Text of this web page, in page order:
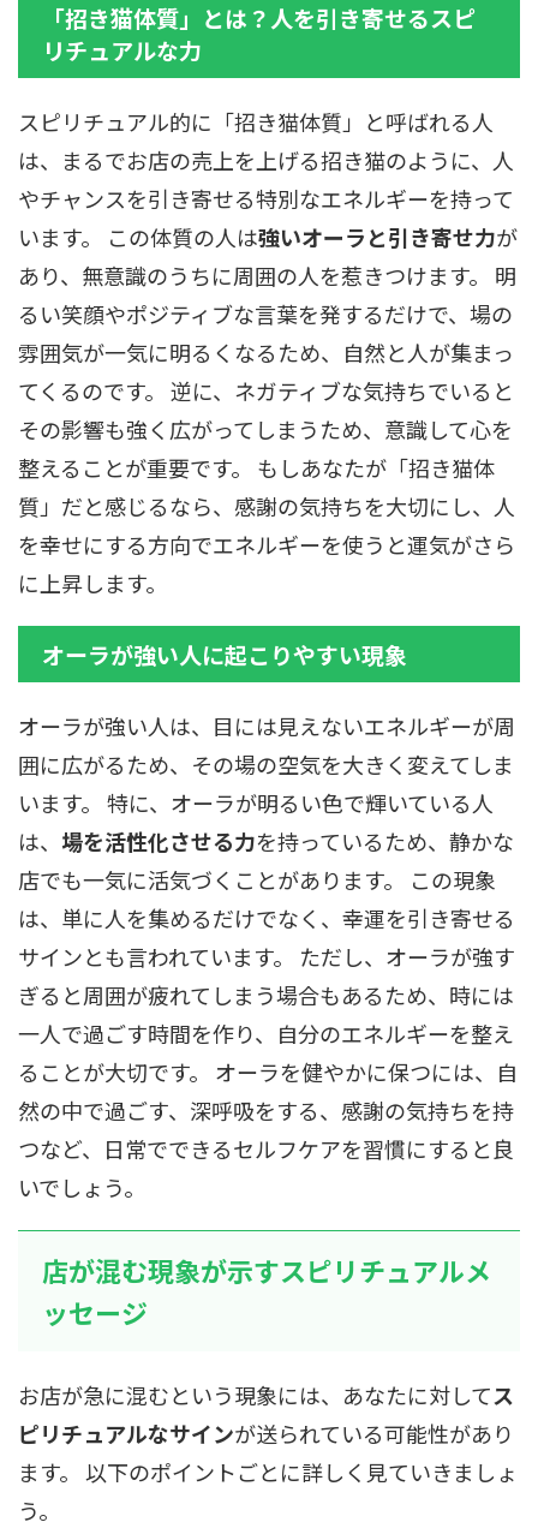
「招き猫体質」とは？人を引き寄せるスピ
リチュアルな力
スピリチュアル的に「招き猫体質」と呼ばれる人
は、まるでお店の売上を上げる招き猫のように、人
やチャンスを引き寄せる特別なエネルギーを持って
います。 この体質の人は強いオーラと引き寄せ力が
あり、無意識のうちに周囲の人を惹きつけます。 明
るい笑顔やポジティブな言葉を発するだけで、場の
雰囲気が一気に明るくなるため、自然と人が集まっ
てくるのです。 逆に、ネガティブな気持ちでいると
その影響も強く広がってしまうため、意識して心を
整えることが重要です。 もしあなたが「招き猫体
質」だと感じるなら、感謝の気持ちを大切にし、人
を幸せにする方向でエネルギーを使うと運気がさら
に上昇します。
オーラが強い人に起こりやすい現象
オーラが強い人は、目には見えないエネルギーが周
囲に広がるため、その場の空気を大きく変えてしま
います。 特に、オーラが明るい色で輝いている人
は、 場を活性化させる力を持っているため、静かな
店でも一気に活気づくことがあります。 この現象
は、単に人を集めるだけでなく、幸運を引き寄せる
サインとも言われています。 ただし、オーラが強す
ぎると周囲が疲れてしまう場合もあるため、時には
一人で過ごす時間を作り、自分のエネルギーを整え
ることが大切です。 オーラを健やかに保つには、自
然の中で過ごす、深呼吸をする、感謝の気持ちを持
つなど、日常でできるセルフケアを習慣にすると良
いでしょう。
店が混む現象が示すスピリチュアルメ
ッセージ
お店が急に混むという現象には、あなたに対してス
ピリチュアルなサインが送られている可能性があり
ます。 以下のポイントごとに詳しく見ていきましょ
う。